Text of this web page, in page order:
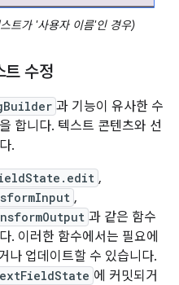
트가 '사용자 이름'인 경우)
트 수정
과 기능이 유사한 수
합니다. 텍스트 콘텐츠와 선
.
,
,
과 같은 함수
. 이러한 함수에서는 필요에
나 업데이트할 수 있습니다.
에 커밋되거